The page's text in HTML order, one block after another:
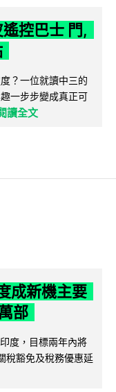
控巴士 門,
？一位就讀中三的
一步步變成真正可
讀全文
成新機主要
部
度，目標兩年內將
稅豁免及稅務優惠延